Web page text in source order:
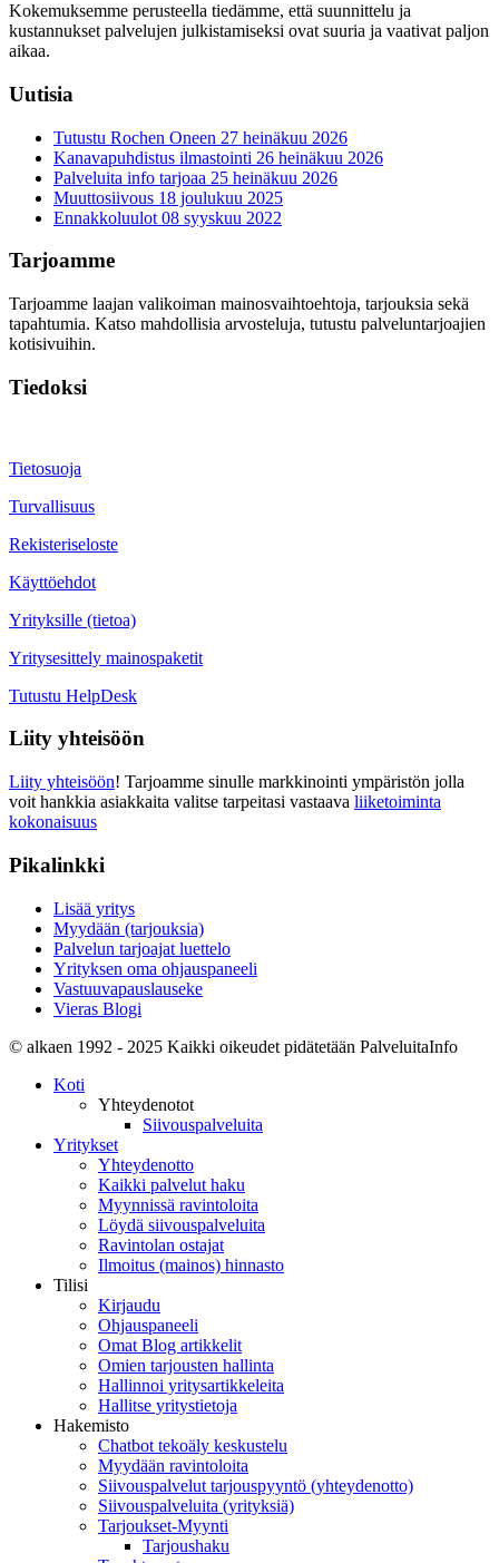
Kokemuksemme perusteella tiedämme, että suunnittelu ja
kustannukset palvelujen julkistamiseksi ovat suuria ja vaativat paljon
aikaa.
Uutisia
Tutustu Rochen Oneen 27 heinäkuu 2026
Kanavapuhdistus ilmastointi 26 heinäkuu 2026
Palveluita info tarjoaa 25 heinäkuu 2026
Muuttosiivous 18 joulukuu 2025
Ennakkoluulot 08 syyskuu 2022
Tarjoamme
Tarjoamme laajan valikoiman mainosvaihtoehtoja, tarjouksia sekä
tapahtumia. Katso mahdollisia arvosteluja, tutustu palveluntarjoajien
kotisivuihin.
Tiedoksi
Tietosuoja
Turvallisuus
Rekisteriseloste
Käyttöehdot
Yrityksille (tietoa)
Yritysesittely mainospaketit
Tutustu HelpDesk
Liity yhteisöön
Liity yhteisöön! Tarjoamme sinulle markkinointi ympäristön jolla
voit hankkia asiakkaita valitse tarpeitasi vastaava liiketoiminta
kokonaisuus
Pikalinkki
Lisää yritys
Myydään (tarjouksia)
Palvelun tarjoajat luettelo
Yrityksen oma ohjauspaneeli
Vastuuvapauslauseke
Vieras Blogi
© alkaen 1992 - 2025 Kaikki oikeudet pidätetään PalveluitaInfo
Koti
Yhteydenotot
Siivouspalveluita
Yritykset
Yhteydenotto
Kaikki palvelut haku
Myynnissä ravintoloita
Löydä siivouspalveluita
Ravintolan ostajat
Ilmoitus (mainos) hinnasto
Tilisi
Kirjaudu
Ohjauspaneeli
Omat Blog artikkelit
Omien tarjousten hallinta
Hallinnoi yritysartikkeleita
Hallitse yritystietoja
Hakemisto
Chatbot tekoäly keskustelu
Myydään ravintoloita
Siivouspalvelut tarjouspyyntö (yhteydenotto)
Siivouspalveluita (yrityksiä)
Tarjoukset-Myynti
Tarjoushaku